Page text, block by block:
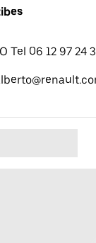
Tel 06 12 97 24